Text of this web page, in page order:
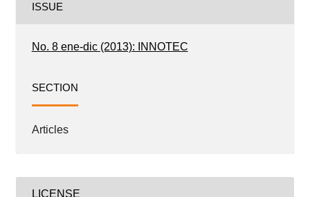
ISSUE
No. 8 ene-dic (2013): INNOTEC
SECTION
Articles
LICENSE